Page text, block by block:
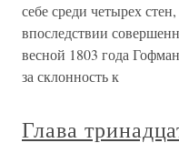
себе среди четырех
впоследствии
весной 1803 года
за склонность к
Глава